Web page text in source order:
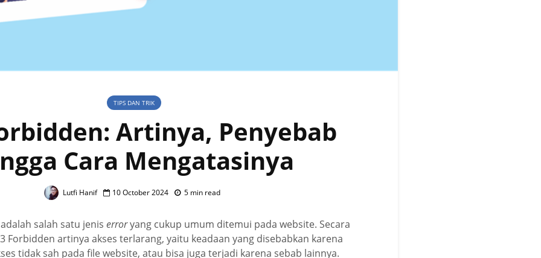
TIPS DAN TRIK
Artinya, Penyebab
Cara Mengatasinya
Lutfi Hanif 10 October 2024 5 min read
salah satu jenis erroryang cukup umum ditemui pada website. Secara
Forbidden artinya akses terlarang, yaitu keadaan yang disebabkan karena
tidak sah pada file website, atau bisa juga terjadi karena sebab lainnya.